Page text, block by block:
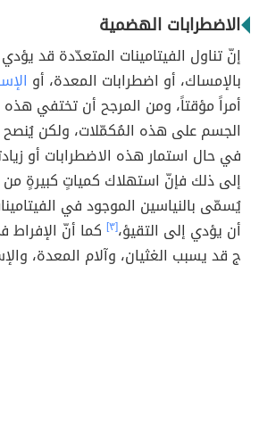
الاضطرابات الهضمية
إنّ تناول الفيتامينات المتعدّدة قد
بالإمساك، أو اضطرابات المعدة، أو
أمراً مؤقتاً، ومن المرجح أن تختفي هذه
الجسم على هذه المُكمّلات، ولكن يُنصح
في حال استمار هذه الاضطرابات أو
إلى ذلك فإنّ استهلاك كمياتٍ كبيرةٍ من
يُسمّى بالنياسين الموجود في
أن يؤدي إلى التقيؤ،[٣]
كما أنّ
ج قد يسبب الغثيان، وآلام المعدة،